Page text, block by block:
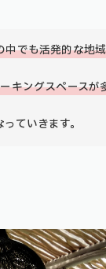
中でも活発的な地域
キングスペースが
ていきます。